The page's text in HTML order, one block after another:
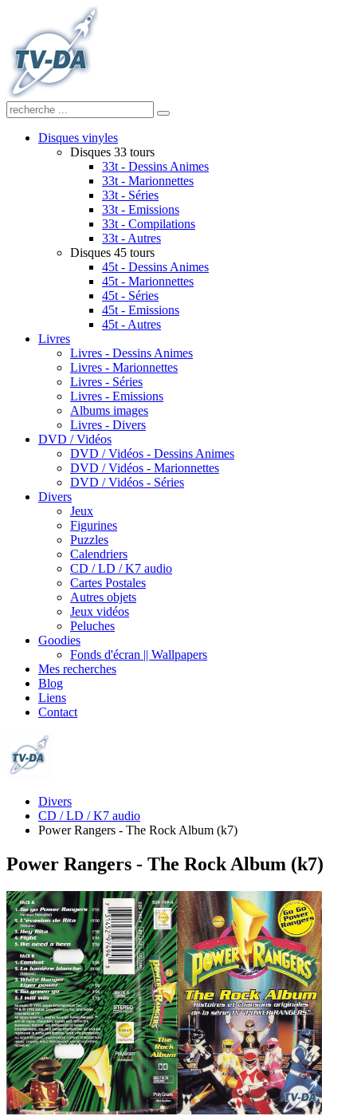
Disques vinyles
Disques 33 tours
33t - Dessins Animes
33t - Marionnettes
33t - Séries
33t - Emissions
33t - Compilations
33t - Autres
Disques 45 tours
45t - Dessins Animes
45t - Marionnettes
45t - Séries
45t - Emissions
45t - Autres
Livres
Livres - Dessins Animes
Livres - Marionnettes
Livres - Séries
Livres - Emissions
Albums images
Livres - Divers
DVD / Vidéos
DVD / Vidéos - Dessins Animes
DVD / Vidéos - Marionnettes
DVD / Vidéos - Séries
Divers
Jeux
Figurines
Puzzles
Calendriers
CD / LD / K7 audio
Cartes Postales
Autres objets
Jeux vidéos
Peluches
Goodies
Fonds d'écran || Wallpapers
Mes recherches
Blog
Liens
Contact
Divers
CD / LD / K7 audio
Power Rangers - The Rock Album (k7)
Power Rangers - The Rock Album (k7)